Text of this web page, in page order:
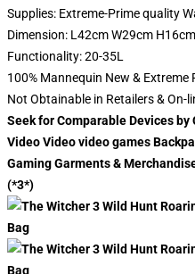
Supplies: Extreme-Prime quality
Dimension: L42cm W29cm H16cm
Functionality: 20-35L
100% Mannequin New & Extreme
Not Obtainable in Retailers & On-
Seek for Comparable Devices by
Video Video video games
Gaming Garments &
(*3*)